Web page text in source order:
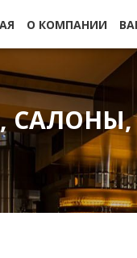
О КОМПАНИИ